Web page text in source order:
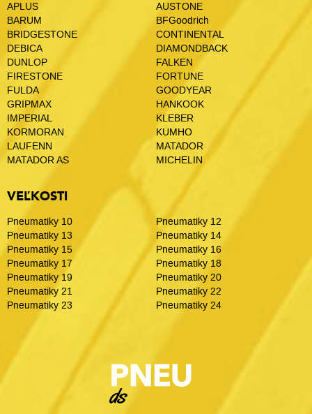
APLUS
AUSTONE
BARUM
BFGoodrich
BRIDGESTONE
CONTINENTAL
DEBICA
DIAMONDBACK
DUNLOP
FALKEN
FIRESTONE
FORTUNE
FULDA
GOODYEAR
GRIPMAX
HANKOOK
IMPERIAL
KLEBER
KORMORAN
KUMHO
LAUFENN
MATADOR
MATADOR AS
MICHELIN
VEĽKOSTI
Pneumatiky 10
Pneumatiky 12
Pneumatiky 13
Pneumatiky 14
Pneumatiky 15
Pneumatiky 16
Pneumatiky 17
Pneumatiky 18
Pneumatiky 19
Pneumatiky 20
Pneumatiky 21
Pneumatiky 22
Pneumatiky 23
Pneumatiky 24